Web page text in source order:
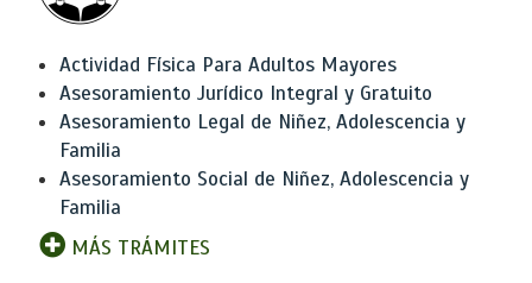
Actividad Física Para Adultos Mayores
Asesoramiento Jurídico Integral y Gratuito
Asesoramiento Legal de Niñez, Adolescencia y
Familia
Asesoramiento Social de Niñez, Adolescencia y
Familia
MÁS TRÁMITES